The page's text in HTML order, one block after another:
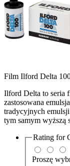
Film Ilford Delta
Ilford Delta to seria
zastosowana
tradycyjnych
tym samym wyższą
Rating for
Proszę